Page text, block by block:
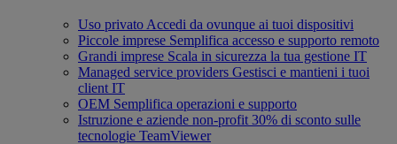
Uso privato Accedi da ovunque ai tuoi dispositivi
Piccole imprese Semplifica accesso e supporto remoto
Grandi imprese Scala in sicurezza la tua gestione IT
Managed service providers Gestisci e mantieni i tuoi
client IT
OEM Semplifica operazioni e supporto
Istruzione e aziende non-profit 30% di sconto sulle
tecnologie TeamViewer